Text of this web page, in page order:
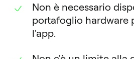
Non è necessario
portafoglio hardware
l'app.